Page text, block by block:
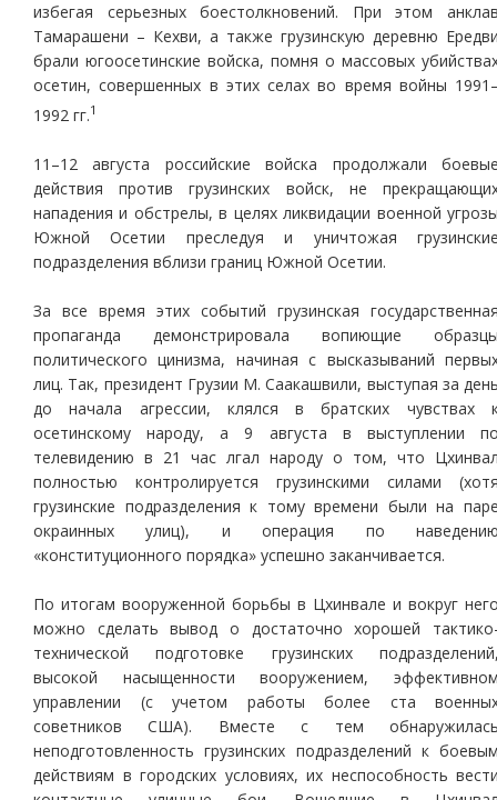
избегая серьезных боестолкновений. При этом
Тамарашени – Кехви, а также грузинскую деревню
брали югоосетинские войска, помня о массовых
осетин, совершенных в этих селах во время войны
1992 гг.1
11–12 августа российские войска продолжали
действия против грузинских войск, не
нападения и обстрелы, в целях ликвидации военной
Южной Осетии преследуя и уничтожая
подразделения вблизи границ Южной Осетии.
За все время этих событий грузинская
пропаганда демонстрировала вопиющие
политического цинизма, начиная с высказываний
лиц. Так, президент Грузии М. Саакашвили, выступая за
до начала агрессии, клялся в братских чувствах
осетинскому народу, а 9 августа в выступлении
телевидению в 21 час лгал народу о том, что
полностью контролируется грузинскими силами
грузинские подразделения к тому времени были на
окраинных улиц), и операция по
«конституционного порядка» успешно заканчивается.
По итогам вооруженной борьбы в Цхинвале и вокруг
можно сделать вывод о достаточно хорошей
технической подготовке грузинских
высокой насыщенности вооружением,
управлении (с учетом работы более ста
советников США). Вместе с тем
неподготовленность грузинских подразделений к
действиям в городских условиях, их неспособность